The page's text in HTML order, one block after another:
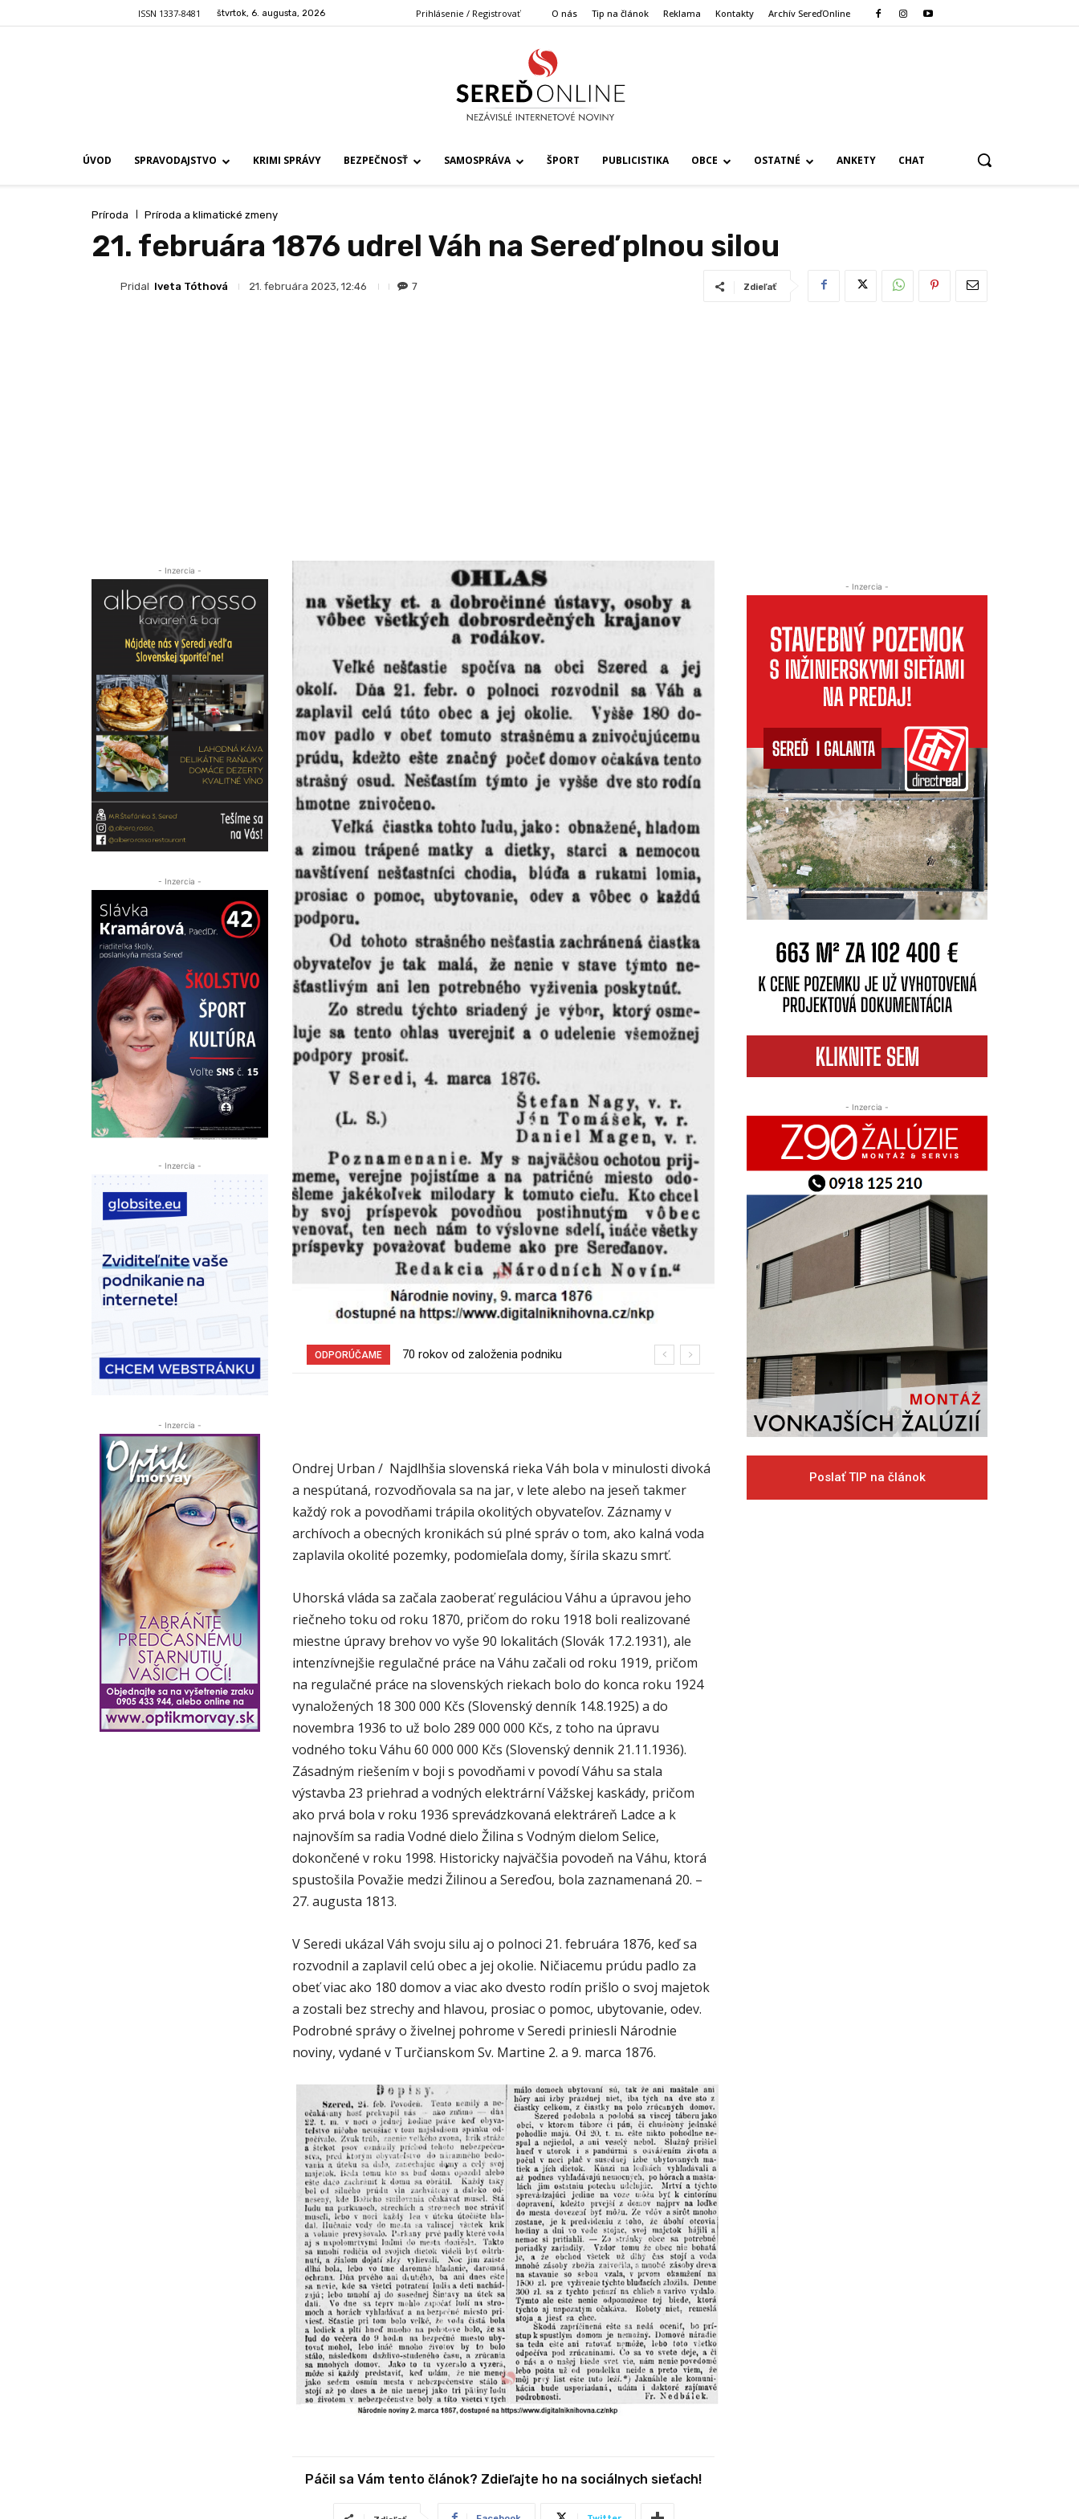
ISSN 1337-8481 štvrtok, 6. augusta, 2026 Prihlásenie / Registrovať O nás Tip na článok Reklama Kontakty Archív SereďOnline
ÚVOD SPRAVODAJSTVO KRIMI SPRÁVY BEZPEČNOSŤ SAMOSPRÁVA ŠPORT PUBLICISTIKA OBCE OSTATNÉ ANKETY CHAT
Príroda Príroda a klimatické zmeny
21. februára 1876 udrel Váh na Sereď plnou silou
Pridal Iveta Tóthová 21. februára 2023, 12:46 7 Zdieľať
- Inzercia -
- Inzercia -
- Inzercia -
- Inzercia -
ODPORÚČAME
70 rokov od založenia podniku
Burina pri cyklotrase Sereď – Šúrovce
Ondrej Urban / Najdlhšia slovenská rieka Váh bola v minulosti divoká
a nespútaná, rozvodňovala sa na jar, v lete alebo na jeseň takmer
každý rok a povodňami trápila okolitých obyvateľov. Záznamy v
archívoch a obecných kronikách sú plné správ o tom, ako kalná voda
zaplavila okolité pozemky, podomieľala domy, šírila skazu smrť.
Uhorská vláda sa začala zaoberať reguláciou Váhu a úpravou jeho
riečneho toku od roku 1870, pričom do roku 1918 boli realizované
miestne úpravy brehov vo vyše 90 lokalitách (Slovák 17.2.1931), ale
intenzívnejšie regulačné práce na Váhu začali od roku 1919, pričom
na regulačné práce na slovenských riekach bolo do konca roku 1924
vynaložených 18 300 000 Kčs (Slovenský denník 14.8.1925) a do
novembra 1936 to už bolo 289 000 000 Kčs, z toho na úpravu
vodného toku Váhu 60 000 000 Kčs (Slovenský dennik 21.11.1936).
Zásadným riešením v boji s povodňami v povodí Váhu sa stala
výstavba 23 priehrad a vodných elektrární Vážskej kaskády, pričom
ako prvá bola v roku 1936 sprevádzkovaná elektráreň Ladce a k
najnovším sa radia Vodné dielo Žilina s Vodným dielom Selice,
dokončené v roku 1998. Historicky najväčšia povodeň na Váhu, ktorá
spustošila Považie medzi Žilinou a Sereďou, bola zaznamenaná 20. –
27. augusta 1813.
V Seredi ukázal Váh svoju silu aj o polnoci 21. februára 1876, keď sa
rozvodnil a zaplavil celú obec a jej okolie. Ničiacemu prúdu padlo za
obeť viac ako 180 domov a viac ako dvesto rodín prišlo o svoj majetok
a zostali bez strechy and hlavou, prosiac o pomoc, ubytovanie, odev.
Podrobné správy o živelnej pohrome v Seredi priniesli Národnie
noviny, vydané v Turčianskom Sv. Martine 2. a 9. marca 1876.
Páčil sa Vám tento článok? Zdieľajte ho na sociálnych sieťach!
- Inzercia -
- Inzercia -
Poslať TIP na článok